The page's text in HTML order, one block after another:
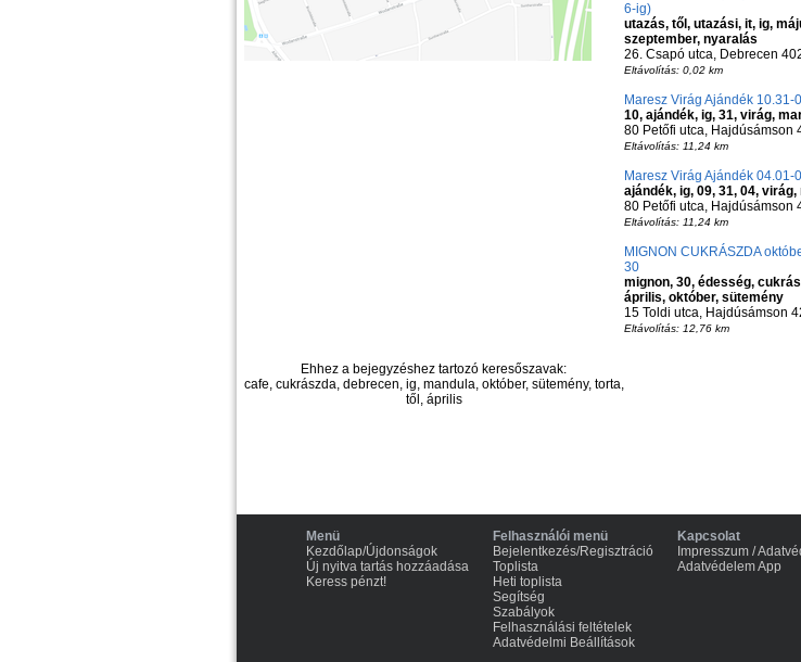
6-ig)
utazás, től, utazási, it, ig,
szeptember, nyaralás
26. Csapó utca, Debrecen
Eltávolítás: 0,02 km
Maresz Virág Ajándék 10.31-
10, ajándék, ig, 31, virág,
80 Petőfi utca, Hajdúsámson
Eltávolítás: 11,24 km
Maresz Virág Ajándék 04.01-
ajándék, ig, 09, 31, 04,
80 Petőfi utca, Hajdúsámson
Eltávolítás: 11,24 km
MIGNON CUKRÁSZDA
30
mignon, 30, édesség,
április, október, sütemény
15 Toldi utca, Hajdúsámson
Eltávolítás: 12,76 km
Ehhez a bejegyzéshez tartozó keresőszavak:
cafe, cukrászda, debrecen, ig, mandula, október, sütemény, torta,
től, április
Menü
Kezdőlap/Újdonságok
Új nyitva tartás hozzáadása
Keress pénzt!
Felhasználói menü
Bejelentkezés/Regisztráció
Toplista
Heti toplista
Segítség
Szabályok
Felhasználási feltételek
Adatvédelmi Beállítások
Kapcsolat
Impresszum /
Adatvédelem App